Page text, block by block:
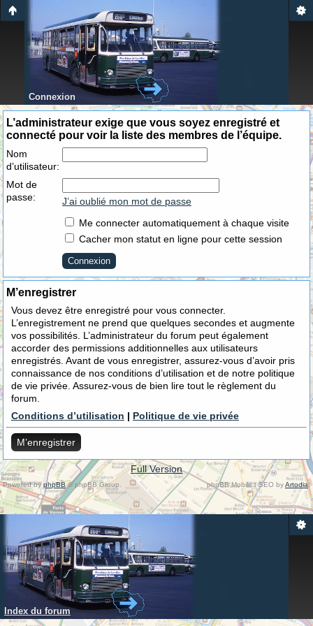
Connexion
L’administrateur exige que vous soyez enregistré et
connecté pour voir la liste des membres de l’équipe.
Nom
d’utilisateur:
Mot de
passe:
J’ai oublié mon mot de passe
Me connecter automatiquement à chaque visite
Cacher mon statut en ligne pour cette session
M’enregistrer
Vous devez être enregistré pour vous connecter.
L’enregistrement ne prend que quelques secondes et augmente
vos possibilités. L’administrateur du forum peut également
accorder des permissions additionnelles aux utilisateurs
enregistrés. Avant de vous enregistrer, assurez-vous d’avoir pris
connaissance de nos conditions d’utilisation et de notre politique
de vie privée. Assurez-vous de bien lire tout le règlement du
forum.
Conditions d’utilisation | Politique de vie privée
M’enregistrer
Full Version
Powered byphpBB© phpBB Group. phpBB Mobile / SEO byArtodia.
Index du forum